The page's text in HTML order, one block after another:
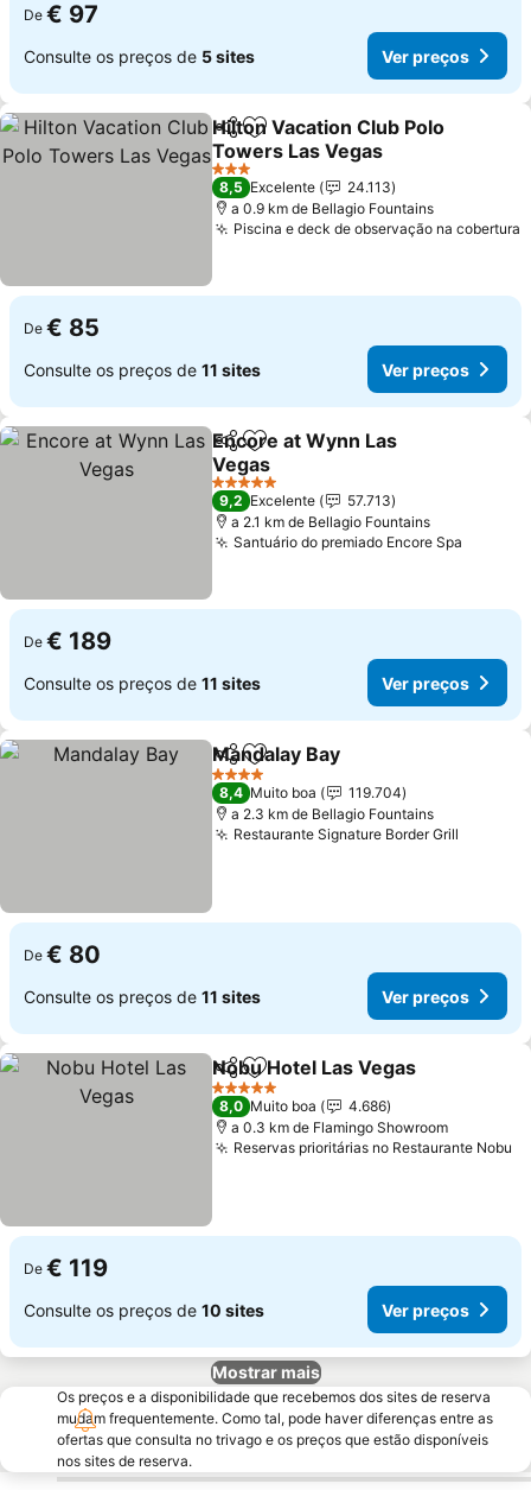
De € 97
Consulte os preços de 5 sites Ver preços
PartilharAdicionar aos favoritos
Hilton Vacation Club Polo
Towers Las Vegas
3 Estrelas
8,5 Excelente
24.113
a 0.9 km de Bellagio Fountains
Piscina e deck de observação na cobertura
De € 85
Consulte os preços de 11 sites Ver preços
PartilharAdicionar aos favoritos
Encore at Wynn Las
Vegas
5 Estrelas
9,2 Excelente
57.713
a 2.1 km de Bellagio Fountains
Santuário do premiado Encore Spa
De € 189
Consulte os preços de 11 sites Ver preços
PartilharAdicionar aos favoritos
Mandalay Bay
4 Estrelas
8,4 Muito boa
119.704
a 2.3 km de Bellagio Fountains
Restaurante Signature Border Grill
De € 80
Consulte os preços de 11 sites Ver preços
PartilharAdicionar aos favoritos
Nobu Hotel Las Vegas
5 Estrelas
8,0 Muito boa
4.686
a 0.3 km de Flamingo Showroom
Reservas prioritárias no Restaurante Nobu
De € 119
Consulte os preços de 10 sites Ver preços
Mostrar mais
Os preços e a disponibilidade que recebemos dos sites de reserva
mudam frequentemente. Como tal, pode haver diferenças entre as
ofertas que consulta no trivago e os preços que estão disponíveis
nos sites de reserva.